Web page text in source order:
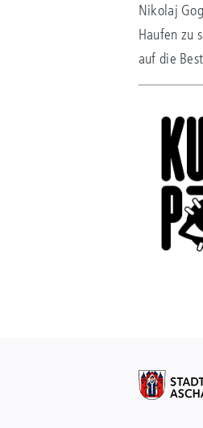
Nikolaj
Haufen zu
auf die